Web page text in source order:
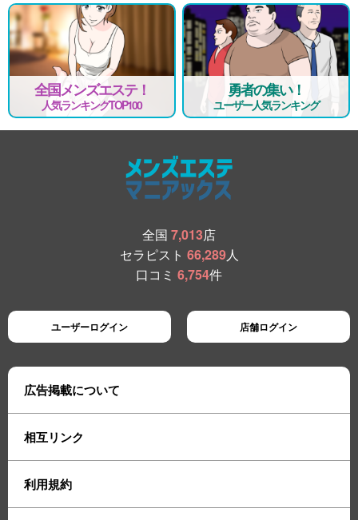
全国メンズエステ！
人気ランキングTOP100
勇者の集い！
ユーザー人気ランキング
全国 7,013店
セラピスト 66,289人
口コミ 6,754件
ユーザーログイン 店舗ログイン
広告掲載について
相互リンク
利用規約